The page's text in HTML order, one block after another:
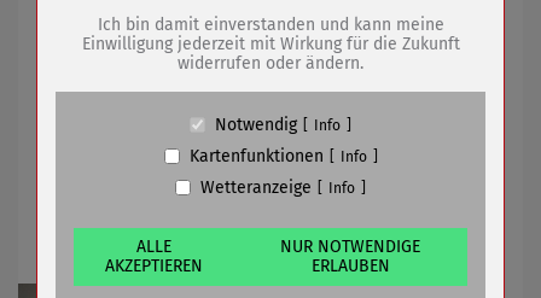
Tourist-Information wechselt ab November Rhytmus
ihrer Öffnungszeit
Neues Einsatzfahrzeug für Leubinger
Feuerwehr
Anbieter
Eigentümer dieser Website (Wenko-
Wenselaar GmbH & Co. KG)
Absicherung Kontaktformular / SPAM
Cookiespeicherung Entscheidungscookie
Anbieter
Eigentümer dieser Website (Wenko-
Wenselaar GmbH & Co. KG)
Zweck
Speichert die Einstellungen der Besucher
bezüglich der Speicherung von Cookies.
Ich bin damit einverstanden und kann meine
Einwilligung jederzeit mit Wirkung für die Zukunft
widerrufen oder ändern.
Notwendig Info
Kartenfunktionen Info
Wetteranzeige Info
ALLE
AKZEPTIEREN
NUR NOTWENDIGE
ERLAUBEN